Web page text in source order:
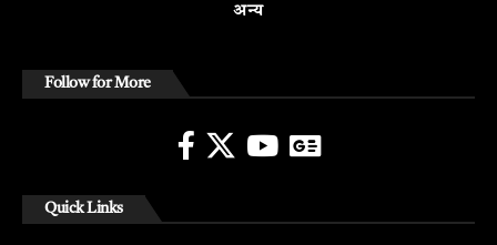
अन्य
Follow for More
Quick Links